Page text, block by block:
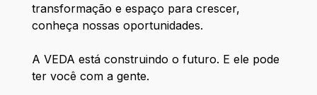
transformação e espaço para crescer,
conheça nossas oportunidades.
A VEDA está construindo o futuro. E ele pode
ter você com a gente.